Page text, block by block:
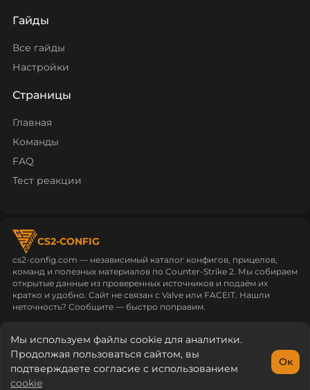
Гайды
Все гайды
Настройки
Страницы
Главная
Команды
FAQ
Тест реакции
CS2-CONFIG
cs2-config.com — независимый каталог конфигов, прицелов,
команд и полезных материалов по Counter‑Strike 2. Мы собираем
открытые данные из проверенных источников и подаём их
кратко и удобно. Сайт не связан с Valve или FACEIT. Нашли
неточность? Сообщите — быстро поправим.
cs2-config.com © 2026Политика конфиденциальности
Пользовательское соглашение
Мы используем файлы cookie для аналитики.
Продолжая пользоваться сайтом, вы
подтверждаете согласие с использованием
cookie
Ок